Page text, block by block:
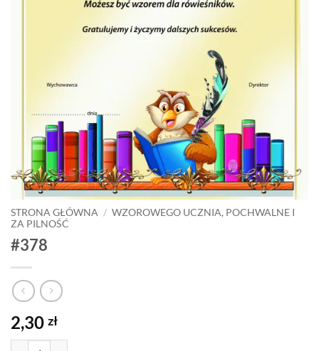
STRONA GŁÓWNA / WZOROWEGO UCZNIA, POCHWALNE I
ZA PILNOŚĆ
#378
2,30 zł